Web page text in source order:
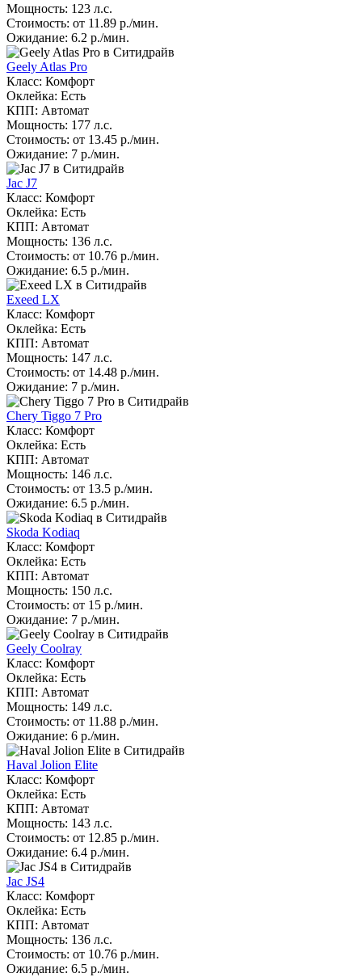
Мощность: 123 л.с.
Стоимость: от 11.89 р./мин.
Ожидание: 6.2 р./мин.
Geely Atlas Pro
Класс: Комфорт
Оклейка: Есть
КПП: Автомат
Мощность: 177 л.с.
Стоимость: от 13.45 р./мин.
Ожидание: 7 р./мин.
Jac J7
Класс: Комфорт
Оклейка: Есть
КПП: Автомат
Мощность: 136 л.с.
Стоимость: от 10.76 р./мин.
Ожидание: 6.5 р./мин.
Exeed LX
Класс: Комфорт
Оклейка: Есть
КПП: Автомат
Мощность: 147 л.с.
Стоимость: от 14.48 р./мин.
Ожидание: 7 р./мин.
Chery Tiggo 7 Pro
Класс: Комфорт
Оклейка: Есть
КПП: Автомат
Мощность: 146 л.с.
Стоимость: от 13.5 р./мин.
Ожидание: 6.5 р./мин.
Skoda Kodiaq
Класс: Комфорт
Оклейка: Есть
КПП: Автомат
Мощность: 150 л.с.
Стоимость: от 15 р./мин.
Ожидание: 7 р./мин.
Geely Coolray
Класс: Комфорт
Оклейка: Есть
КПП: Автомат
Мощность: 149 л.с.
Стоимость: от 11.88 р./мин.
Ожидание: 6 р./мин.
Haval Jolion Elite
Класс: Комфорт
Оклейка: Есть
КПП: Автомат
Мощность: 143 л.с.
Стоимость: от 12.85 р./мин.
Ожидание: 6.4 р./мин.
Jac JS4
Класс: Комфорт
Оклейка: Есть
КПП: Автомат
Мощность: 136 л.с.
Стоимость: от 10.76 р./мин.
Ожидание: 6.5 р./мин.